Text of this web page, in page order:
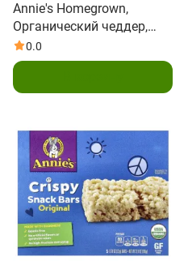
Annie's Homegrown,
Органический чеддер,
запеченные крекеры, 213
г (7,5 унции)
0.0